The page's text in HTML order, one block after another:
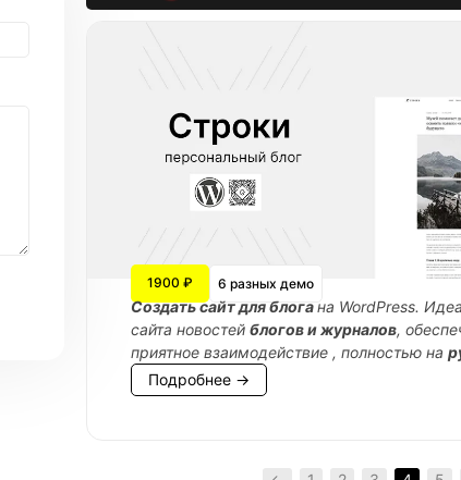
1900 ₽ 6 разных демо
Cоздать сайт для блогана WordPress.
сайта новостейблогов и журналов,
приятное взаимодействие , полностью на
Подробнее →